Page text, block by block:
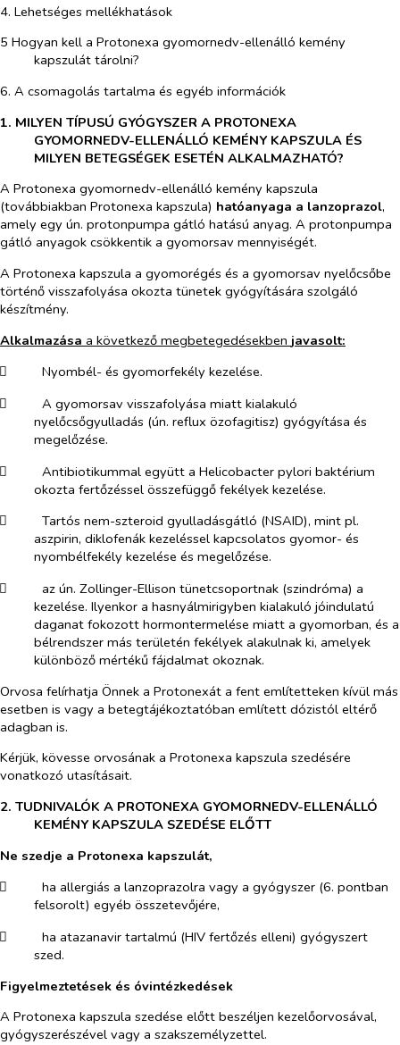
4. Lehetséges mellékhatások
5 Hogyan kell a Protonexa gyomornedv-ellenálló kemény
kapszulát tárolni?
6. A csomagolás tartalma és egyéb információk
1. MILYEN TÍPUSÚ GYÓGYSZER A PROTONEXA
GYOMORNEDV-ELLENÁLLÓ KEMÉNY KAPSZULA ÉS
MILYEN BETEGSÉGEK ESETÉN ALKALMAZHATÓ?
A Protonexa gyomornedv-ellenálló kemény kapszula
(továbbiakban Protonexa kapszula) hatóanyaga a lanzoprazol,
amely egy ún. protonpumpa gátló hatású anyag. A protonpumpa
gátló anyagok csökkentik a gyomorsav mennyiségét.
A Protonexa kapszula a gyomorégés és a gyomorsav nyelőcsőbe
történő visszafolyása okozta tünetek gyógyítására szolgáló
készítmény.
Alkalmazása a következő megbetegedésekben javasolt:
​
Nyombél- és gyomorfekély kezelése.
​
A gyomorsav visszafolyása miatt kialakuló
nyelőcsőgyulladás (ún. reflux özofagitisz) gyógyítása és
megelőzése.
​
Antibiotikummal együtt a Helicobacter pylori baktérium
okozta fertőzéssel összefüggő fekélyek kezelése.
​
Tartós nem-szteroid gyulladásgátló (NSAID), mint pl.
aszpirin, diklofenák kezeléssel kapcsolatos gyomor- és
nyombélfekély kezelése és megelőzése.
​
az ún. Zollinger-Ellison tünetcsoportnak (szindróma) a
kezelése. Ilyenkor a hasnyálmirigyben kialakuló jóindulatú
daganat fokozott hormontermelése miatt a gyomorban, és a
bélrendszer más területén fekélyek alakulnak ki, amelyek
különböző mértékű fájdalmat okoznak.
Orvosa felírhatja Önnek a Protonexát a fent említetteken kívül más
esetben is vagy a betegtájékoztatóban említett dózistól eltérő
adagban is.
Kérjük, kövesse orvosának a Protonexa kapszula szedésére
vonatkozó utasításait.
2. TUDNIVALÓK A PROTONEXA GYOMORNEDV-ELLENÁLLÓ
KEMÉNY KAPSZULA SZEDÉSE ELŐTT
Ne szedje a Protonexa kapszulát,
​
ha allergiás a lanzoprazolra vagy a gyógyszer (6. pontban
felsorolt) egyéb összetevőjére,
​
ha atazanavir tartalmú (HIV fertőzés elleni) gyógyszert
szed.
Figyelmeztetések és óvintézkedések
A Protonexa kapszula szedése előtt beszéljen kezelőorvosával,
gyógyszerészével vagy a szakszemélyzettel.